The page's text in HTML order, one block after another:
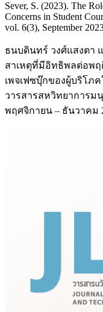
Sever, S. (2023). The
Concerns in Student
vol. 6(3), September
ธนบดินทร์ วงศ์แสงตา
สาเหตุที่มีอิทธิพลต่อพ
เพจเฟซบุ๊กของผู้บริโภ
วารสารสหวิทยาการม
พฤศจิกายน – ธันวาคม